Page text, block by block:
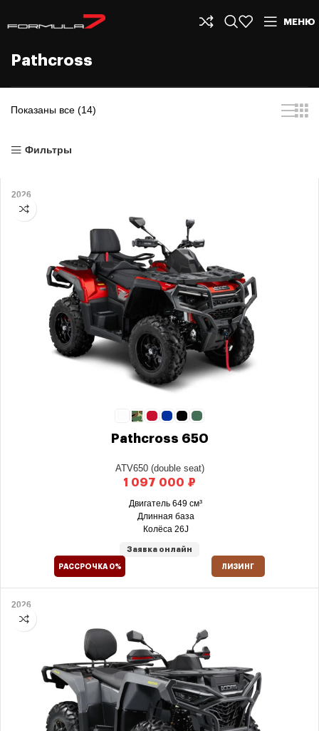
МЕНЮ
Pathcross
Показаны все (14)
Фильтры
2026
Pathcross 650
ATV650 (double seat)
₽
Двигатель 649 см³
Длинная база
Колёса 26J
Заявка онлайн
РАССРОЧКА 0% ЛИЗИНГ
2026